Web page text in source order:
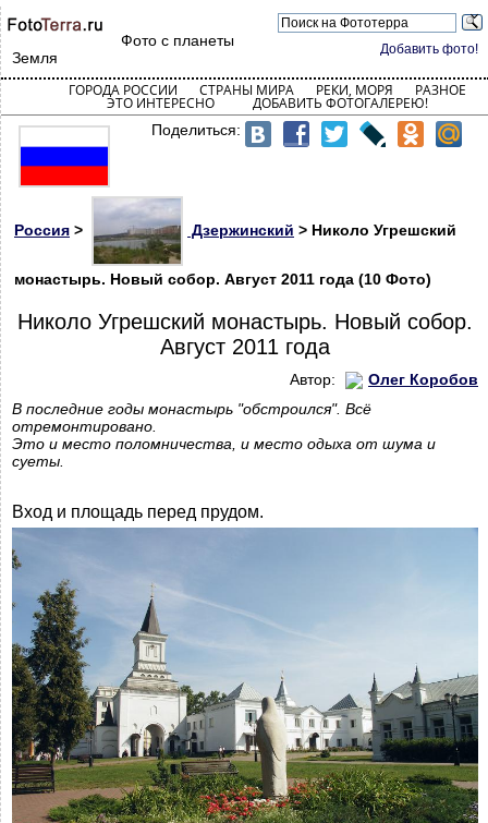
Добавить фото!
Фото с планеты
Земля
ГОРОДА РОССИИ СТРАНЫ МИРА РЕКИ, МОРЯ РАЗНОЕ
ЭТО ИНТЕРЕСНО ДОБАВИТЬ ФОТОГАЛЕРЕЮ!
Поделиться:
Россия > Дзержинский > Николо Угрешский
монастырь. Новый собор. Август 2011 года (10 Фото)
Николо Угрешский монастырь. Новый собор.
Август 2011 года
Автор:
Олег Коробов
В последние годы монастырь "обстроился". Всё
отремонтировано.
Это и место поломничества, и место одыха от шума и
суеты.
Вход и площадь перед прудом.